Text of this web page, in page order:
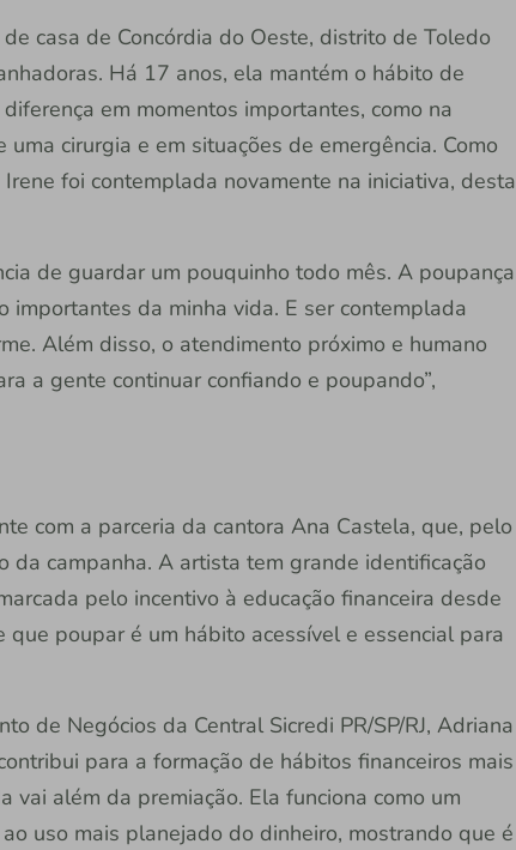
casa de Concórdia do Oeste, distrito de Toledo
Há 17 anos, ela mantém o hábito de
em momentos importantes, como na
cirurgia e em situações de emergência. Como
foi contemplada novamente na iniciativa, desta
de guardar um pouquinho todo mês. A poupança
importantes da minha vida. E ser contemplada
Além disso, o atendimento próximo e humano
a gente continuar confiando e poupando”,
com a parceria da cantora Ana Castela, que, pelo
da campanha. A artista tem grande identificação
pelo incentivo à educação financeira desde
que poupar é um hábito acessível e essencial para
de Negócios da Central Sicredi PR/SP/RJ, Adriana
para a formação de hábitos financeiros mais
vai além da premiação. Ela funciona como um
uso mais planejado do dinheiro, mostrando que é